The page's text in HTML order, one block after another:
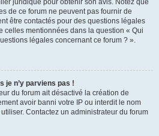
juridique pour obtenir son avis. Notez que
de ce forum ne peuvent pas fournir de
être contactés pour des questions légales
celles mentionnées dans la question « Qui
légales concernant ce forum ? ».
je n’y parviens pas !
du forum ait désactivé la création de
avoir banni votre IP ou interdit le nom
Contactez un administrateur du forum